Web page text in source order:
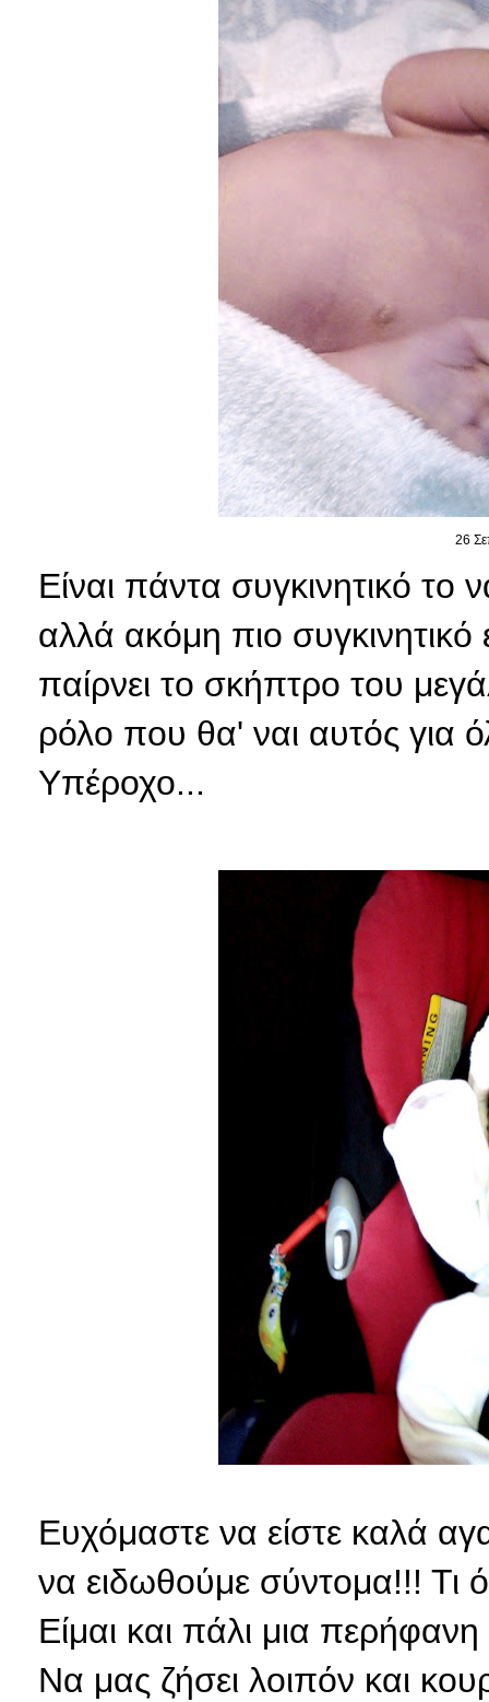
26
Είναι πάντα συγκινητικό το
αλλά ακόμη πιο συγκινητικό
παίρνει το σκήπτρο του
ρόλο που θα' ναι αυτός για
Υπέροχο...
Ευχόμαστε να είστε καλά
να ειδωθούμε σύντομα!!! Τι
Είμαι και πάλι μια
Να μας ζήσει λοιπόν και